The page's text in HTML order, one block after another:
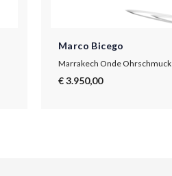
Marco Bicego
Marrakech Onde Ohrschmuck
€ 3.950,00